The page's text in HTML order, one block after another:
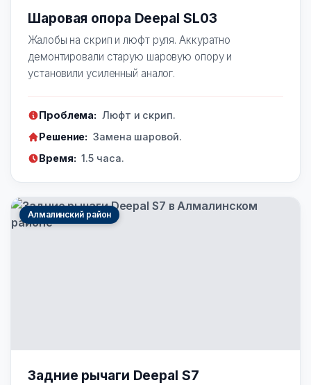
Шаровая опора Deepal SL03
Жалобы на скрип и люфт руля. Аккуратно
демонтировали старую шаровую опору и
установили усиленный аналог.
Проблема: Люфт и скрип.
Решение: Замена шаровой.
Время: 1.5 часа.
Алмалинский район
Задние рычаги Deepal S7